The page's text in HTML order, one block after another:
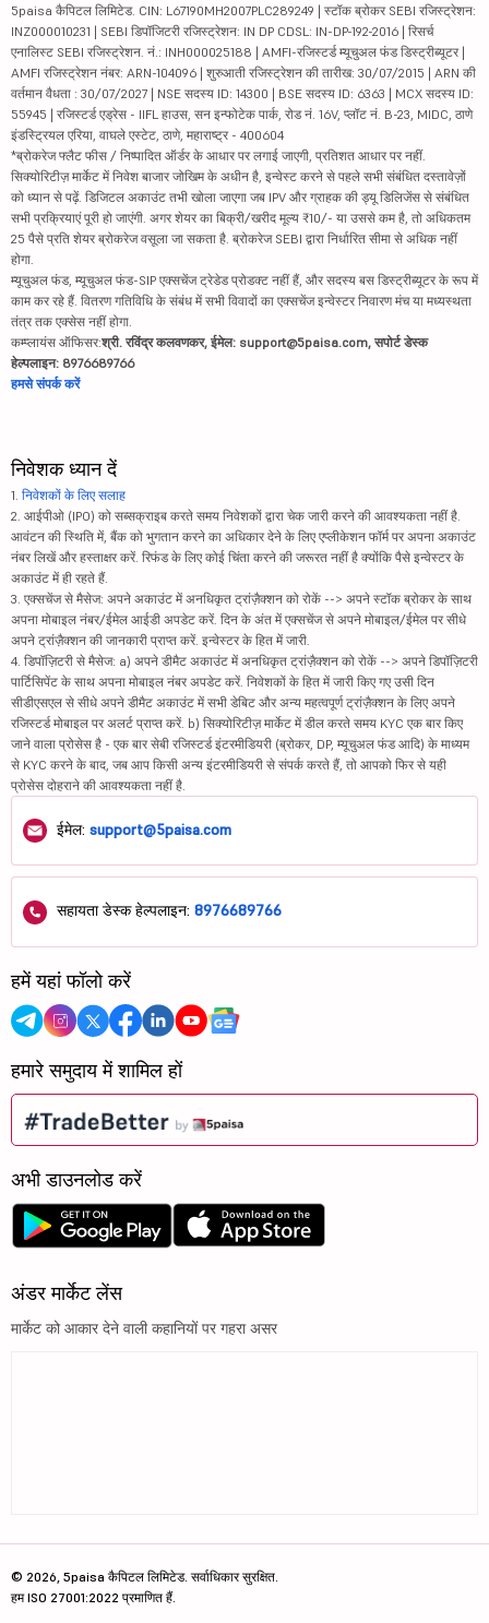
5paisa कैपिटल लिमिटेड. CIN: L67190MH2007PLC289249 | स्टॉक ब्रोकर SEBI रजिस्ट्रेशन:
INZ000010231 | SEBI डिपॉजिटरी रजिस्ट्रेशन: IN DP CDSL: IN-DP-192-2016 | रिसर्च
एनालिस्ट SEBI रजिस्ट्रेशन. नं.: INH000025188 | AMFI-रजिस्टर्ड म्यूचुअल फंड डिस्ट्रीब्यूटर |
AMFI रजिस्ट्रेशन नंबर: ARN-104096 | शुरुआती रजिस्ट्रेशन की तारीख: 30/07/2015 | ARN की
वर्तमान वैधता : 30/07/2027 | NSE सदस्य ID: 14300 | BSE सदस्य ID: 6363 | MCX सदस्य ID:
55945 | रजिस्टर्ड एड्रेस - IIFL हाउस, सन इन्फोटेक पार्क, रोड नं. 16V, प्लॉट नं. B-23, MIDC, ठाणे
इंडस्ट्रियल एरिया, वाघले एस्टेट, ठाणे, महाराष्ट्र - 400604
*ब्रोकरेज फ्लैट फीस / निष्पादित ऑर्डर के आधार पर लगाई जाएगी, प्रतिशत आधार पर नहीं.
सिक्योरिटीज़ मार्केट में निवेश बाजार जोखिम के अधीन है, इन्वेस्ट करने से पहले सभी संबंधित दस्तावेज़ों
को ध्यान से पढ़ें. डिजिटल अकाउंट तभी खोला जाएगा जब IPV और ग्राहक की ड्यू डिलिजेंस से संबंधित
सभी प्रक्रियाएं पूरी हो जाएंगी. अगर शेयर का बिक्री/खरीद मूल्य ₹10/- या उससे कम है, तो अधिकतम
25 पैसे प्रति शेयर ब्रोकरेज वसूला जा सकता है. ब्रोकरेज SEBI द्वारा निर्धारित सीमा से अधिक नहीं
होगा.
म्यूचुअल फंड, म्यूचुअल फंड-SIP एक्सचेंज ट्रेडेड प्रोडक्ट नहीं हैं, और सदस्य बस डिस्ट्रीब्यूटर के रूप में
काम कर रहे हैं. वितरण गतिविधि के संबंध में सभी विवादों का एक्सचेंज इन्वेस्टर निवारण मंच या मध्यस्थता
तंत्र तक एक्सेस नहीं होगा.
कम्प्लायंस ऑफिसर:श्री. रविंद्र कलवणकर, ईमेल: support@5paisa.com, सपोर्ट डेस्क
हेल्पलाइन: 8976689766
हमसे संपर्क करें
निवेशक ध्यान दें
1. निवेशकों के लिए सलाह
2. आईपीओ (IPO) को सब्सक्राइब करते समय निवेशकों द्वारा चेक जारी करने की आवश्यकता नहीं है.
आवंटन की स्थिति में, बैंक को भुगतान करने का अधिकार देने के लिए एप्लीकेशन फॉर्म पर अपना अकाउंट
नंबर लिखें और हस्ताक्षर करें. रिफंड के लिए कोई चिंता करने की जरूरत नहीं है क्योंकि पैसे इन्वेस्टर के
अकाउंट में ही रहते हैं.
3. एक्सचेंज से मैसेज: अपने अकाउंट में अनधिकृत ट्रांज़ैक्शन को रोकें --> अपने स्टॉक ब्रोकर के साथ
अपना मोबाइल नंबर/ईमेल आईडी अपडेट करें. दिन के अंत में एक्सचेंज से अपने मोबाइल/ईमेल पर सीधे
अपने ट्रांज़ैक्शन की जानकारी प्राप्त करें. इन्वेस्टर के हित में जारी.
4. डिपॉज़िटरी से मैसेज: a) अपने डीमैट अकाउंट में अनधिकृत ट्रांज़ैक्शन को रोकें --> अपने डिपॉज़िटरी
पार्टिसिपेंट के साथ अपना मोबाइल नंबर अपडेट करें. निवेशकों के हित में जारी किए गए उसी दिन
सीडीएसएल से सीधे अपने डीमैट अकाउंट में सभी डेबिट और अन्य महत्वपूर्ण ट्रांज़ैक्शन के लिए अपने
रजिस्टर्ड मोबाइल पर अलर्ट प्राप्त करें. b) सिक्योरिटीज़ मार्केट में डील करते समय KYC एक बार किए
जाने वाला प्रोसेस है - एक बार सेबी रजिस्टर्ड इंटरमीडियरी (ब्रोकर, DP, म्यूचुअल फंड आदि) के माध्यम
से KYC करने के बाद, जब आप किसी अन्य इंटरमीडियरी से संपर्क करते हैं, तो आपको फिर से यही
प्रोसेस दोहराने की आवश्यकता नहीं है.
ईमेल: support@5paisa.com
सहायता डेस्क हेल्पलाइन: 8976689766
हमें यहां फॉलो करें
हमारे समुदाय में शामिल हों
अभी डाउनलोड करें
अंडर मार्केट लेंस
मार्केट को आकार देने वाली कहानियों पर गहरा असर
© 2026, 5paisa कैपिटल लिमिटेड. सर्वाधिकार सुरक्षित.
हम ISO 27001:2022 प्रमाणित हैं.